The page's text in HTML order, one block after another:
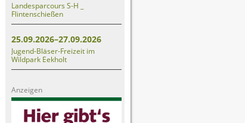
Landesparcours S-H _
Flintenschießen
25.09.2026–27.09.2026
Jugend-Bläser-Freizeit im
Wildpark Eekholt
Anzeigen